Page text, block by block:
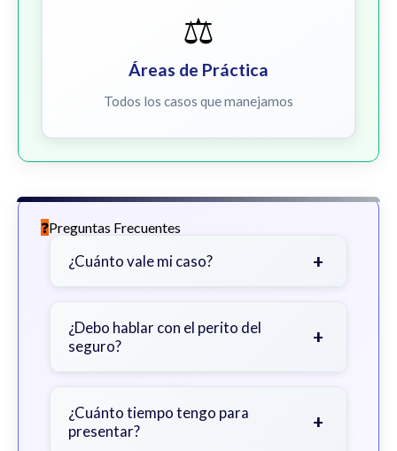
⚖️
Áreas de Práctica
Todos los casos que manejamos
Preguntas Frecuentes
¿Cuánto vale mi caso? +
gravedad de sus lesiones, facturas
médicas, tiempo fuera del trabajo y
¿Debo hablar con el perito del
seguro?
+
primero con un abogado para evitar
declaraciones que perjudiquen su
¿Cuánto tiempo tengo para
presentar?
+